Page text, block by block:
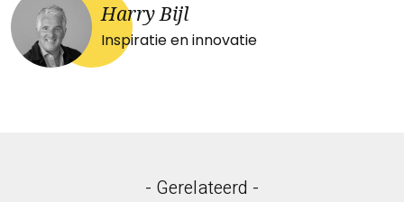
Harry Bijl
Inspiratie en innovatie
- Gerelateerd -